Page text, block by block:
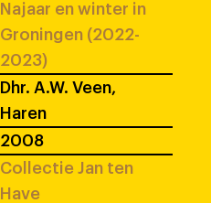
Najaar en winter in
Groningen (2022-
2023)
Dhr. A.W. Veen,
Haren
2008
Collectie Jan ten
Have